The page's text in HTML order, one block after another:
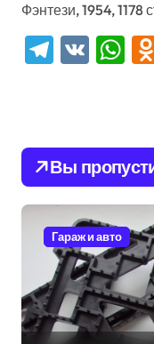
Фэнтези, 1954, 1178
VK
Вы
Гараж и авто